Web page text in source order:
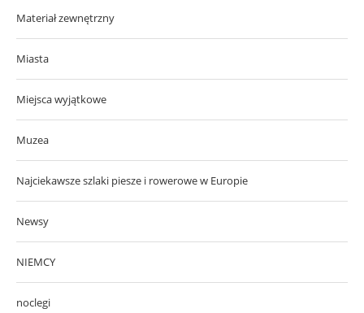
Materiał zewnętrzny
Miasta
Miejsca wyjątkowe
Muzea
Najciekawsze szlaki piesze i rowerowe w Europie
Newsy
NIEMCY
noclegi